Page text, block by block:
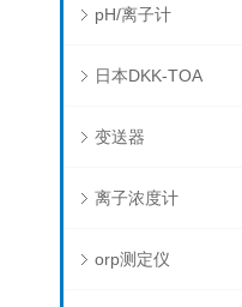
pH/离子计
日本DKK-TOA
变送器
离子浓度计
orp测定仪